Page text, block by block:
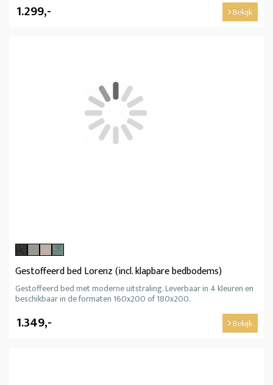
1.299,- Bekijk
Gestoffeerd bed Lorenz (incl. klapbare bedbodems)
Gestoffeerd bed met moderne uitstraling. Leverbaar in 4 kleuren en
beschikbaar in de formaten 160x200 of 180x200.
1.349,- Bekijk